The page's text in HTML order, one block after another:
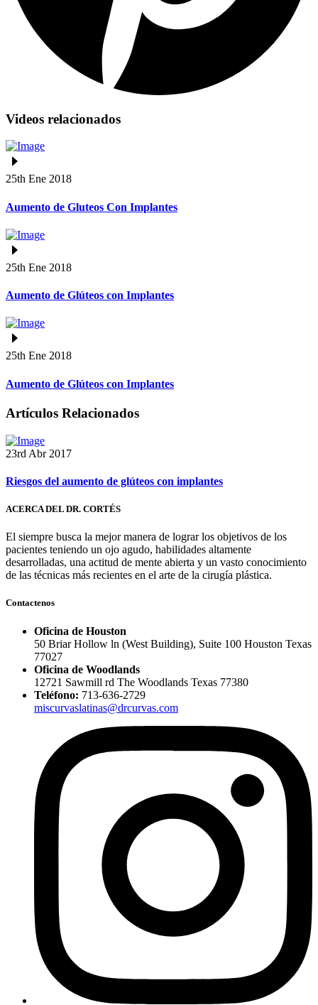
Videos relacionados
25th Ene 2018
Aumento de Gluteos Con Implantes
25th Ene 2018
Aumento de Glúteos con Implantes
25th Ene 2018
Aumento de Glúteos con Implantes
Artículos Relacionados
23rd Abr 2017
Riesgos del aumento de glúteos con implantes
ACERCA DEL DR. CORTÉS
El siempre busca la mejor manera de lograr los objetivos de los
pacientes teniendo un ojo agudo, habilidades altamente
desarrolladas, una actitud de mente abierta y un vasto conocimiento
de las técnicas más recientes en el arte de la cirugía plástica.
Contactenos
Oficina de Houston
50 Briar Hollow ln (West Building), Suite 100 Houston Texas
77027
Oficina de Woodlands
12721 Sawmill rd The Woodlands Texas 77380
Teléfono: 713-636-2729
miscurvaslatinas@drcurvas.com